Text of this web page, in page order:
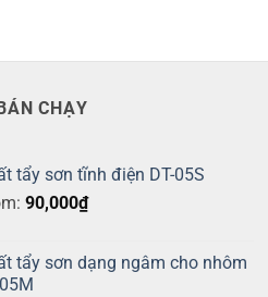
CHẠY
tẩy sơn tĩnh điện DT-05S
90,000₫
tẩy sơn dạng ngâm cho nhôm